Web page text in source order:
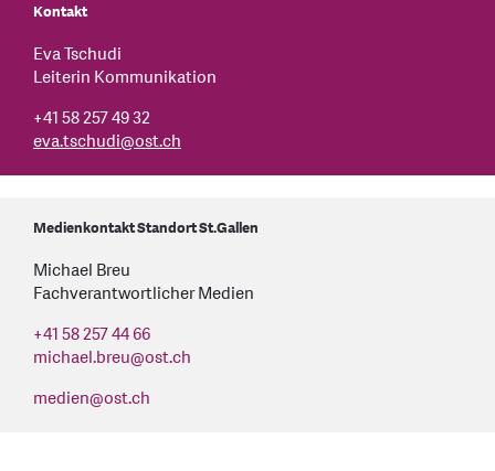
Kontakt
Eva Tschudi
Leiterin Kommunikation
+41 58 257 49 32
eva.tschudi@ost.ch
Medienkontakt Standort St.Gallen
Michael Breu
Fachverantwortlicher Medien
+41 58 257 44 66
michael.breu@ost.ch
medien@ost.ch